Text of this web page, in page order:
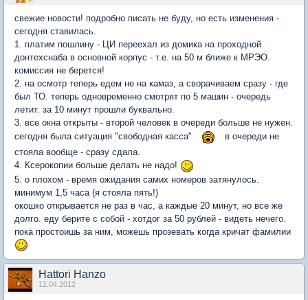
свежие новости! подробно писать не буду, но есть изменения -
сегодня ставилась.
1. платим пошлину - ЦИ переехал из домика на проходной
донтехснаба в основной корпус - т.е. на 50 м ближе к МРЭО.
комиссия не берется!
2. на осмотр теперь едем не на камаз, а сворачиваем сразу - где
был ТО. теперь одновременно смотрят по 5 машин - очередь
летит. за 10 минут прошли буквально.
3. все окна открыты - второй человек в очереди больше не нужен.
сегодня была ситуация "свободная касса"
в очереди не
стояла вообще - сразу сдала.
4. Ксерокопии больше делать не надо!
5. о плохом - время ожидания самих номеров затянулось.
минимум 1,5 часа (я стояла пять!)
окошко открывается не раз в час, а каждые 20 минут, но все же
долго. еду берите с собой - хотдог за 50 рублей - видеть нечего.
пока простоишь за ним, можешь прозевать когда кричат фамилии
Hattori Hanzo
12.04.2012